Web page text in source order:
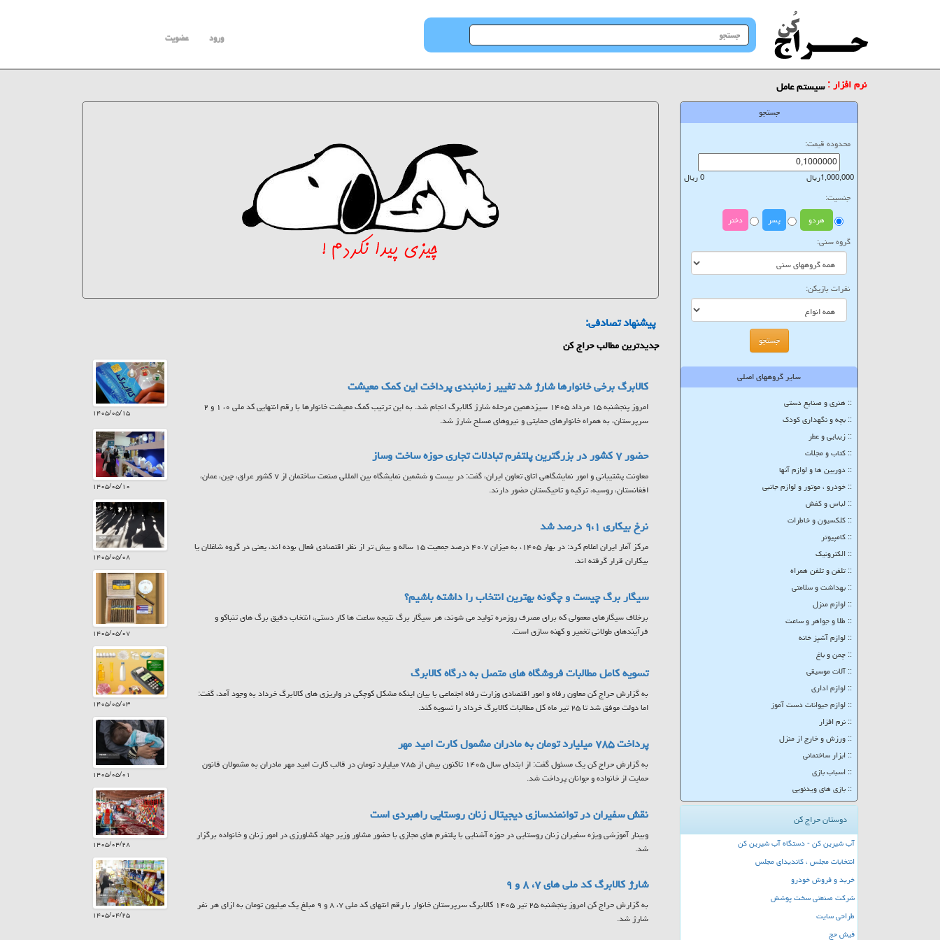
جستجو
در
ورود عضویت
نرم افزار :سیستم عامل
جستجو
محدوده قیمت:
1,000,000ریال 0 ریال
جنسیت:
هردو پسر دختر
گروه سنی:
نفرات بازیکن:
سایر گروههای اصلی
:: هنری و صنایع دستی
:: بچه و نگهداری کودک
:: زیبایی و عطر
:: کتاب و مجلات
:: دوربین ها و لوازم آنها
:: خودرو ، موتور و لوازم جانبی
:: لباس و کفش
:: کلکسیون و خاطرات
:: کامپیوتر
:: الکترونیک
:: تلفن و تلفن همراه
:: بهداشت و سلامتی
:: لوازم منزل
:: طلا و جواهر و ساعت
:: لوازم آشپز خانه
:: چمن و باغ
:: آلات موسیقی
:: لوازم اداری
:: لوازم حیوانات دست آموز
:: نرم افزار
:: ورزش و خارج از منزل
:: ابزار ساختمانی
:: اسباب بازی
:: بازی های ویدئویی
دوستان حراج کن
آب شیرین کن - دستگاه آب شیرین کن
انتخابات مجلس ، کاندیدای مجلس
خرید و فروش خودرو
شرکت صنعتی سخت پوشش
طراحی سایت
فیش حج
پیشنهاد تصادفی:
جدیدترین مطالب حراج کن
کالابرگ برخی خانوارها شارژ شد تغییر زمانبندی پرداخت این کمک معیشت
امروز پنجشنبه ۱۵ مرداد ۱۴۰۵ سیزدهمین مرحله شارژ کالابرگ انجام شد. به این ترتیب کمک معیشت خانوارها با رقم انتهایی کد ملی ۰، ۱ و ۲
سرپرستان، به همراه خانوارهای حمایتی و نیروهای مسلح شارژ شد.
۱۴۰۵/۰۵/۱۵
حضور ۷ کشور در بزرگترین پلتفرم تبادلات تجاری حوزه ساخت وساز
معاونت پشتیبانی و امور نمایشگاهی اتاق تعاون ایران، گفت: در بیست و ششمین نمایشگاه بین المللی صنعت ساختمان از ۷ کشور عراق، چین، عمان،
افغانستان، روسیه، ترکیه و تاجیکستان حضور دارند.
۱۴۰۵/۰۵/۱۰
نرخ بیکاری ۹،۱ درصد شد
مرکز آمار ایران اعلام کرد: در بهار ۱۴۰۵، به میزان ۴۰.۷ درصد جمعیت ۱۵ ساله و بیش تر از نظر اقتصادی فعال بوده اند، یعنی در گروه شاغلان یا
بیکاران قرار گرفته اند.
۱۴۰۵/۰۵/۰۸
سیگار برگ چیست و چگونه بهترین انتخاب را داشته باشیم؟
برخلاف سیگارهای معمولی که برای مصرف روزمره تولید می شوند، هر سیگار برگ نتیجه ساعت ها کار دستی، انتخاب دقیق برگ های تنباکو و
فرآیندهای طولانی تخمیر و کهنه سازی است.
۱۴۰۵/۰۵/۰۷
تسویه کامل مطالبات فروشگاه های متصل به درگاه کالابرگ
به گزارش حراج کن معاون رفاه و امور اقتصادی وزارت رفاه اجتماعی با بیان اینکه مشکل کوچکی در واریزی های کالابرگ خرداد به وجود آمد، گفت:
اما دولت موفق شد تا ۲۵ تیر ماه کل مطالبات کالابرگ خرداد را تسویه کند.
۱۴۰۵/۰۵/۰۳
پرداخت ۷۸۵ میلیارد تومان به مادران مشمول کارت امید مهر
به گزارش حراج کن یک مسئول گفت: از ابتدای سال ۱۴۰۵ تاکنون بیش از ۷۸۵ میلیارد تومان در قالب کارت امید مهر مادران به مشمولان قانون
حمایت از خانواده و جوانان پرداخت شد.
۱۴۰۵/۰۵/۰۱
نقش سفیران در توانمندسازی دیجیتال زنان روستایی راهبردی است
وبینار آموزشی ویژه سفیران زنان روستایی در حوزه آشنایی با پلتفرم های مجازی با حضور مشاور وزیر جهاد کشاورزی در امور زنان و خانواده برگزار
شد.
۱۴۰۵/۰۴/۲۸
شارژ کالابرگ کد ملی های ۷، ۸ و ۹
به گزارش حراج کن امروز پنجشنبه ۲۵ تیر ۱۴۰۵ کالابرگ سرپرستان خانوار با رقم انتهای کد ملی ۷، ۸ و ۹ مبلغ یک میلیون تومان به ازای هر نفر
شارژ شد.
۱۴۰۵/۰۴/۲۵